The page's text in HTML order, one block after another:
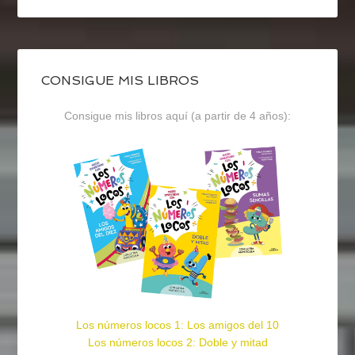
CONSIGUE MIS LIBROS
Consigue mis libros aquí (a partir de 4 años):
Los números locos 1: Los amigos del 10
Los números locos 2: Doble y mitad